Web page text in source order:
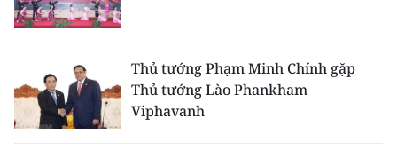
NHÂN DÂN CUỐI TUẦN
NHÂN DÂN HẰNG THÁNG
MUA BÁO
Thủ tướng Phạm Minh Chính gặp
Thủ tướng Lào Phankham
Viphavanh